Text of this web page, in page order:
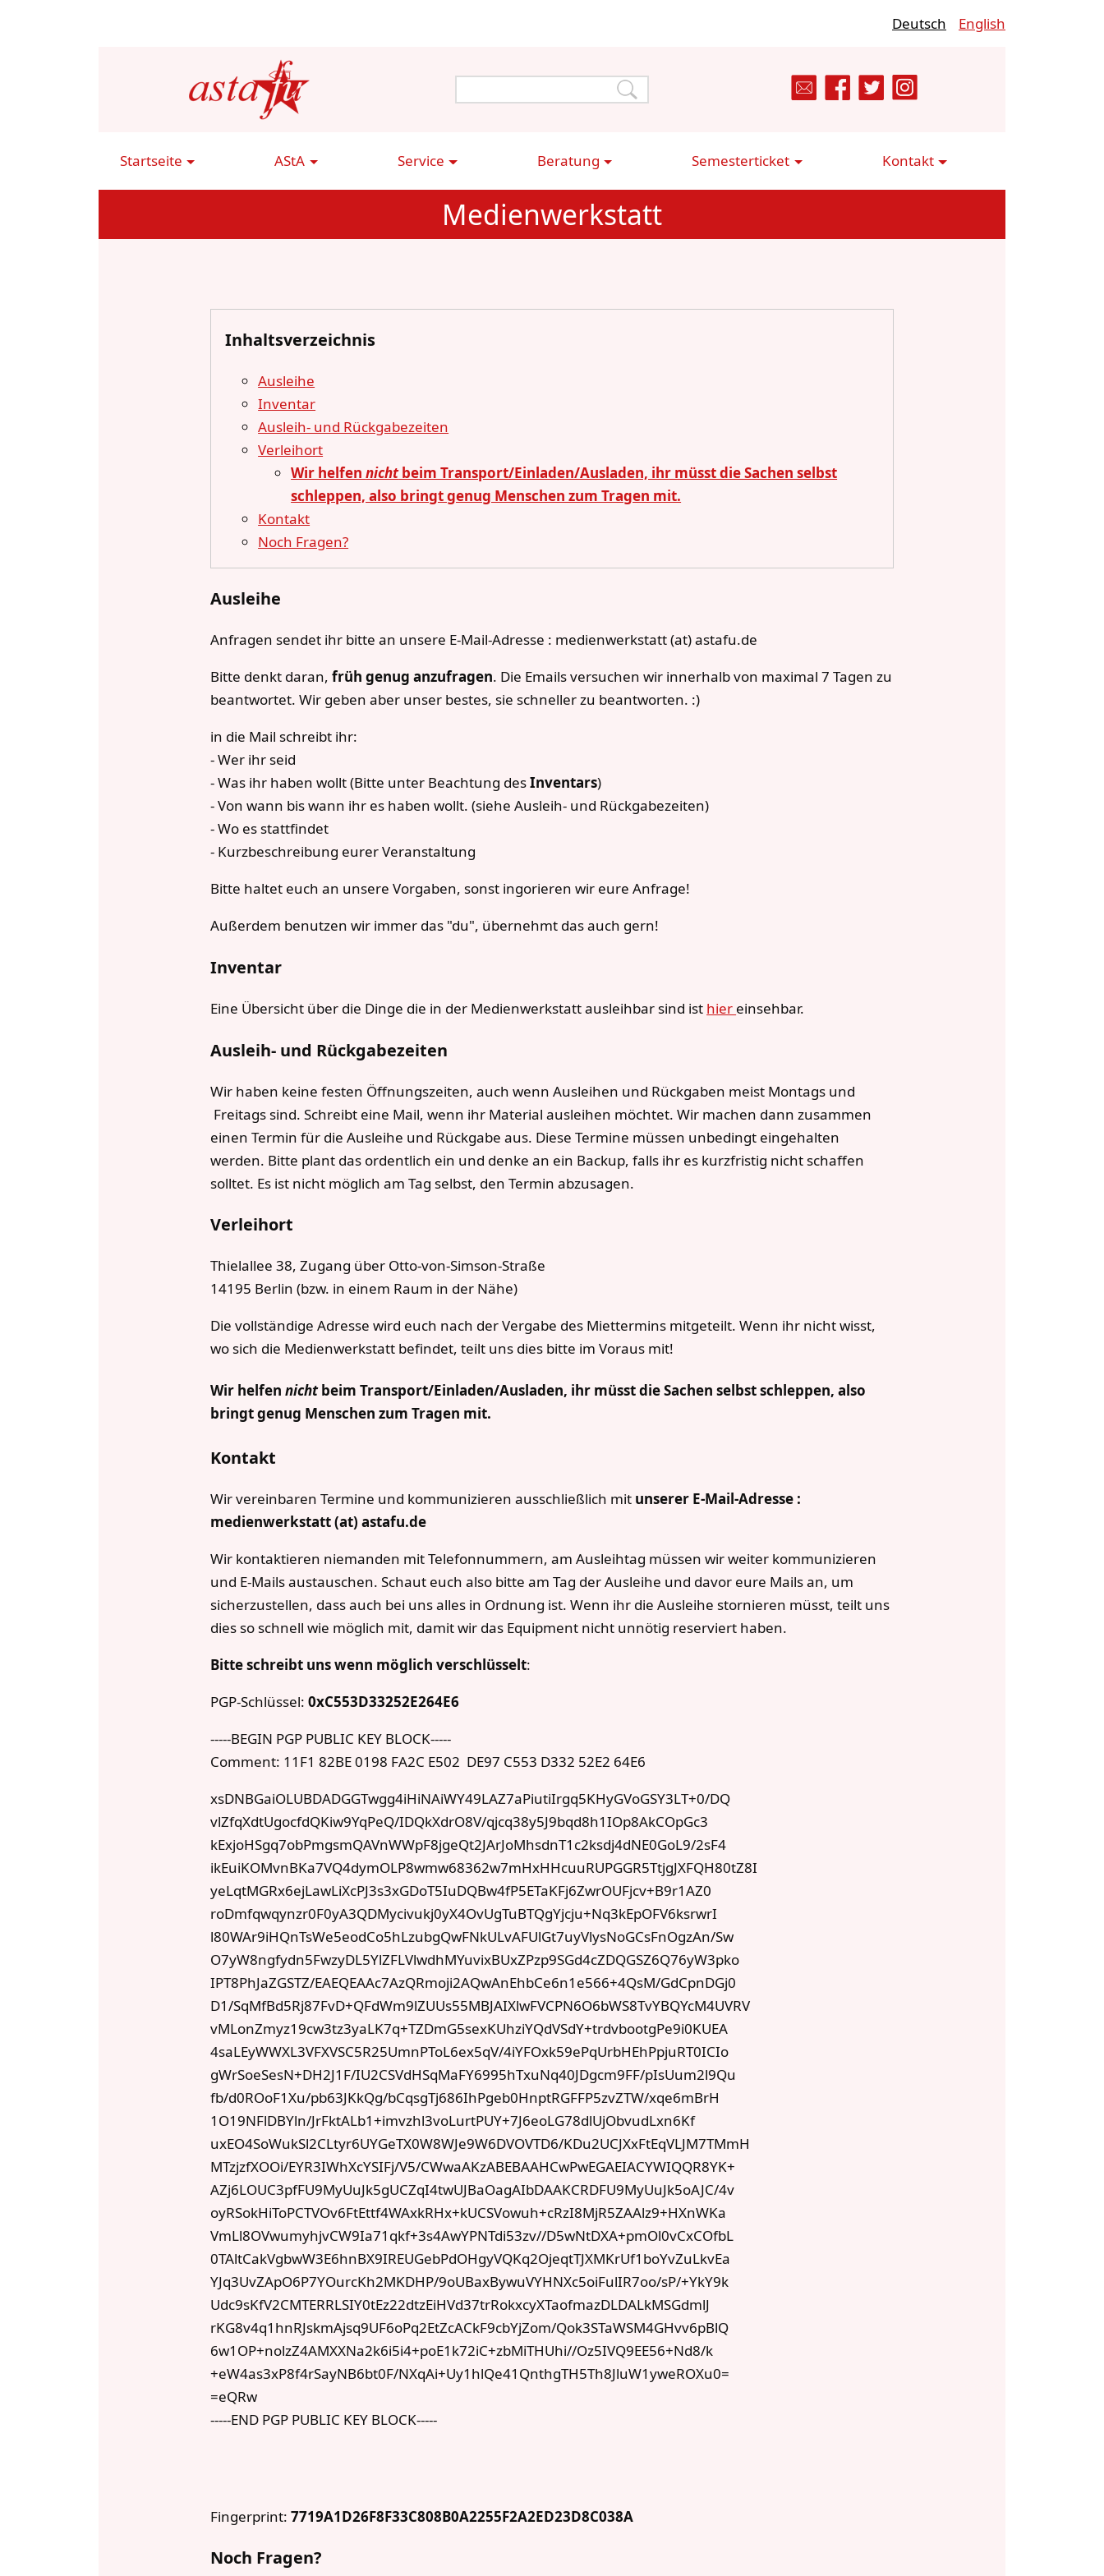
Deutsch English
Main
Startseite AStA Service Beratung Semesterticket Kontakt
Medienwerkstatt
Inhaltsverzeichnis
Ausleihe
Inventar
Ausleih- und Rückgabezeiten
Verleihort
Wir helfennichtbeim Transport/Einladen/Ausladen, ihr müsst die Sachen selbst
schleppen, also bringt genug Menschen zum Tragen mit.
Kontakt
Noch Fragen?
Ausleihe
Anfragen sendet ihr bitte an unsere E-Mail-Adresse : medienwerkstatt (at) astafu.de
Bitte denkt daran,früh genug anzufragen. Die Emails versuchen wir innerhalb von maximal 7 Tagen zu
beantwortet. Wir geben aber unser bestes, sie schneller zu beantworten. :)
in die Mail schreibt ihr:
- Wer ihr seid
- Was ihr haben wollt (Bitte unter Beachtung desInventars)
- Von wann bis wann ihr es haben wollt. (siehe Ausleih- und Rückgabezeiten)
- Wo es stattfindet
- Kurzbeschreibung eurer Veranstaltung
Bitte haltet euch an unsere Vorgaben, sonst ingorieren wir eure Anfrage!
Außerdem benutzen wir immer das "du", übernehmt das auch gern!
Inventar
Eine Übersicht über die Dinge die in der Medienwerkstatt ausleihbar sind ist hier einsehbar.
Ausleih- und Rückgabezeiten
Wir haben keine festen Öffnungszeiten, auch wenn Ausleihen und Rückgaben meist Montags und
Freitags sind. Schreibt eine Mail, wenn ihr Material ausleihen möchtet. Wir machen dann zusammen
einen Termin für die Ausleihe und Rückgabe aus. Diese Termine müssen unbedingt eingehalten
werden. Bitte plant das ordentlich ein und denke an ein Backup, falls ihr es kurzfristig nicht schaffen
solltet. Es ist nicht möglich am Tag selbst, den Termin abzusagen.
Verleihort
Thielallee 38, Zugang über Otto-von-Simson-Straße
14195 Berlin (bzw. in einem Raum in der Nähe)
Die vollständige Adresse wird euch nach der Vergabe des Miettermins mitgeteilt. Wenn ihr nicht wisst,
wo sich die Medienwerkstatt befindet, teilt uns dies bitte im Voraus mit!
Wir helfennichtbeim Transport/Einladen/Ausladen, ihr müsst die Sachen selbst schleppen, also
bringt genug Menschen zum Tragen mit.
Kontakt
Wir vereinbaren Termine und kommunizieren ausschließlich mit unserer E-Mail-Adresse :
medienwerkstatt (at) astafu.de
Wir kontaktieren niemanden mit Telefonnummern, am Ausleihtag müssen wir weiter kommunizieren
und E-Mails austauschen. Schaut euch also bitte am Tag der Ausleihe und davor eure Mails an, um
sicherzustellen, dass auch bei uns alles in Ordnung ist. Wenn ihr die Ausleihe stornieren müsst, teilt uns
dies so schnell wie möglich mit, damit wir das Equipment nicht unnötig reserviert haben.
Bitte schreibt uns wenn möglich verschlüsselt:
PGP-Schlüssel:0xC553D33252E264E6
-----BEGIN PGP PUBLIC KEY BLOCK-----
Comment: 11F1 82BE 0198 FA2C E502 DE97 C553 D332 52E2 64E6
xsDNBGaiOLUBDADGGTwgg4iHiNAiWY49LAZ7aPiutiIrgq5KHyGVoGSY3LT+0/DQ
vlZfqXdtUgocfdQKiw9YqPeQ/IDQkXdrO8V/qjcq38y5J9bqd8h1IOp8AkCOpGc3
kExjoHSgq7obPmgsmQAVnWWpF8jgeQt2JArJoMhsdnT1c2ksdj4dNE0GoL9/2sF4
ikEuiKOMvnBKa7VQ4dymOLP8wmw68362w7mHxHHcuuRUPGGR5TtjgJXFQH80tZ8I
yeLqtMGRx6ejLawLiXcPJ3s3xGDoT5IuDQBw4fP5ETaKFj6ZwrOUFjcv+B9r1AZ0
roDmfqwqynzr0F0yA3QDMycivukj0yX4OvUgTuBTQgYjcju+Nq3kEpOFV6ksrwrI
l80WAr9iHQnTsWe5eodCo5hLzubgQwFNkULvAFUlGt7uyVlysNoGCsFnOgzAn/Sw
O7yW8ngfydn5FwzyDL5YlZFLVlwdhMYuvixBUxZPzp9SGd4cZDQGSZ6Q76yW3pko
IPT8PhJaZGSTZ/EAEQEAAc7AzQRmoji2AQwAnEhbCe6n1e566+4QsM/GdCpnDGj0
D1/SqMfBd5Rj87FvD+QFdWm9lZUUs55MBJAIXlwFVCPN6O6bWS8TvYBQYcM4UVRV
vMLonZmyz19cw3tz3yaLK7q+TZDmG5sexKUhziYQdVSdY+trdvbootgPe9i0KUEA
4saLEyWWXL3VFXVSC5R25UmnPToL6ex5qV/4iYFOxk59ePqUrbHEhPpjuRT0ICIo
gWrSoeSesN+DH2J1F/IU2CSVdHSqMaFY6995hTxuNq40JDgcm9FF/pIsUum2l9Qu
fb/d0ROoF1Xu/pb63JKkQg/bCqsgTj686IhPgeb0HnptRGFFP5zvZTW/xqe6mBrH
1O19NFlDBYln/JrFktALb1+imvzhl3voLurtPUY+7J6eoLG78dlUjObvudLxn6Kf
uxEO4SoWukSl2CLtyr6UYGeTX0W8WJe9W6DVOVTD6/KDu2UCJXxFtEqVLJM7TMmH
MTzjzfXOOi/EYR3IWhXcYSIFj/V5/CWwaAKzABEBAAHCwPwEGAEIACYWIQQR8YK+
AZj6LOUC3pfFU9MyUuJk5gUCZqI4twUJBaOagAIbDAAKCRDFU9MyUuJk5oAJC/4v
oyRSokHiToPCTVOv6FtEttf4WAxkRHx+kUCSVowuh+cRzI8MjR5ZAAlz9+HXnWKa
VmLl8OVwumyhjvCW9Ia71qkf+3s4AwYPNTdi53zv//D5wNtDXA+pmOl0vCxCOfbL
0TAltCakVgbwW3E6hnBX9IREUGebPdOHgyVQKq2OjeqtTJXMKrUf1boYvZuLkvEa
YJq3UvZApO6P7YOurcKh2MKDHP/9oUBaxBywuVYHNXc5oiFulIR7oo/sP/+YkY9k
Udc9sKfV2CMTERRLSIY0tEz22dtzEiHVd37trRokxcyXTaofmazDLDALkMSGdmlJ
rKG8v4q1hnRJskmAjsq9UF6oPq2EtZcACkF9cbYjZom/Qok3STaWSM4GHvv6pBlQ
6w1OP+nolzZ4AMXXNa2k6i5i4+poE1k72iC+zbMiTHUhi//Oz5IVQ9EE56+Nd8/k
+eW4as3xP8f4rSayNB6bt0F/NXqAi+Uy1hlQe41QnthgTH5Th8JluW1yweROXu0=
=eQRw
-----END PGP PUBLIC KEY BLOCK-----
Fingerprint:7719A1D26F8F33C808B0A2255F2A2ED23D8C038A
Noch Fragen?